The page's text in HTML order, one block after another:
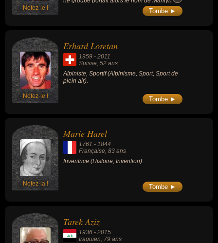
Notez-le !
Manson & The Spooky Kids). Il était donc le
deuxième membre du groupe, jusqu'à ce
Tombe ►
Notez-le !
Erhard Loretan
1959 - 2011
Suisse , 52 ans
Alpiniste, Sportif (Alpinisme, Sport, Sport de
plein air).
Tombe ►
Notez-la !
Marie Harel
1761 - 1844
Française, 83 ans
Inventrice (Histoire, Invention).
Tombe ►
Tarek Aziz
1936 - 2015
Iraquien , 79 ans